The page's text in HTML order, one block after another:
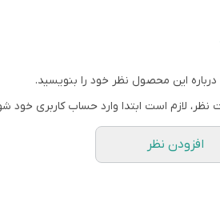
این محصول نظر خود را بنویسید.
نظر، لازم است ابتدا وارد حساب کاربری خود
افزودن نظر